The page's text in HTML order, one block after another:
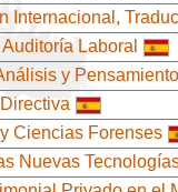
Internacional,
Laboral
y
Ciencias Forenses
Nuevas